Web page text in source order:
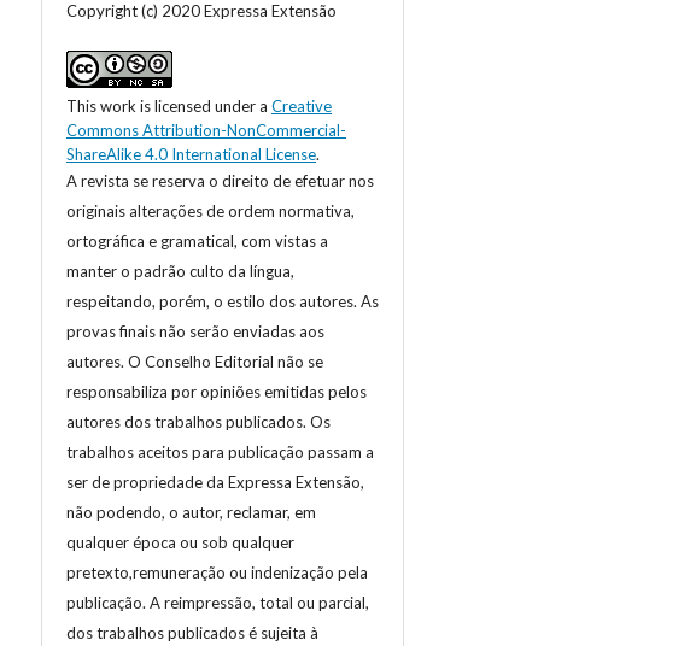
Copyright (c) 2020 Expressa Extensão
This work is licensed under a Creative
Commons Attribution-NonCommercial-
ShareAlike 4.0 International License.
A revista se reserva o direito de efetuar nos
originais alterações de ordem normativa,
ortográfica e gramatical, com vistas a
manter o padrão culto da língua,
respeitando, porém, o estilo dos autores. As
provas finais não serão enviadas aos
autores. O Conselho Editorial não se
responsabiliza por opiniões emitidas pelos
autores dos trabalhos publicados. Os
trabalhos aceitos para publicação passam a
ser de propriedade da Expressa Extensão,
não podendo, o autor, reclamar, em
qualquer época ou sob qualquer
pretexto,remuneração ou indenização pela
publicação. A reimpressão, total ou parcial,
dos trabalhos publicados é sujeita à